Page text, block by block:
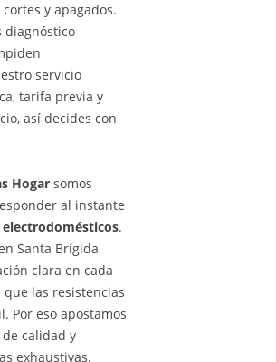
y apagados.
diagnóstico
servicio
tarifa previa y
así decides con
Hogar somos
al instante
electrodomésticos.
Santa Brígida
clara en cada
que las resistencias
Por eso apostamos
calidad y
exhaustivas.